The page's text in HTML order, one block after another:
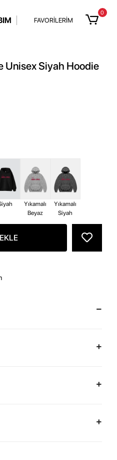
FAVORİLERİM
0
Unisex Siyah Hoodie
Yıkamalı
Beyaz
Yıkamalı
Siyah